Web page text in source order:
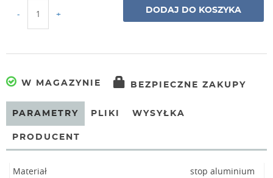
- + DODAJ DO KOSZYKA
W MAGAZYNIE BEZPIECZNE ZAKUPY
PARAMETRY PLIKI WYSYŁKA
PRODUCENT
Materiał
stop aluminium